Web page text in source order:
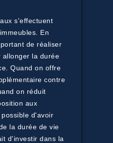
s'effectuent
En
de réaliser
allonger la durée
Quand on offre
contre
on réduit
aux
d'avoir
la durée de vie
d'investir dans la